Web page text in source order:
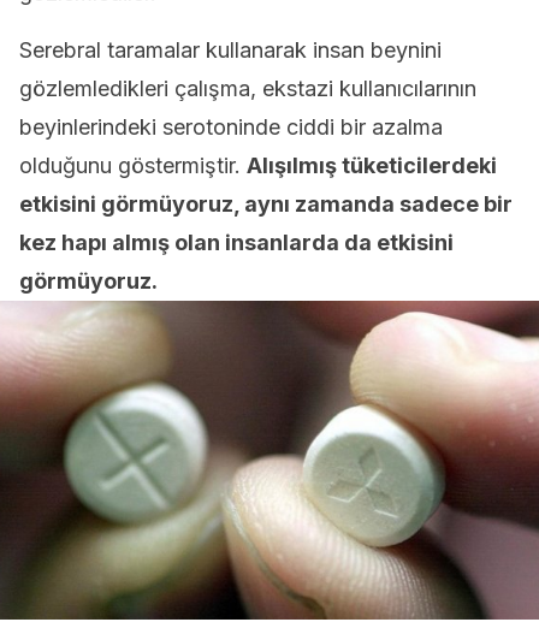
Serebral taramalar kullanarak insan beynini
gözlemledikleri çalışma, ekstazi kullanıcılarının
beyinlerindeki serotoninde ciddi bir azalma
olduğunu göstermiştir. Alışılmış tüketicilerdeki
etkisini görmüyoruz, aynı zamanda sadece bir
kez hapı almış olan insanlarda da etkisini
görmüyoruz.